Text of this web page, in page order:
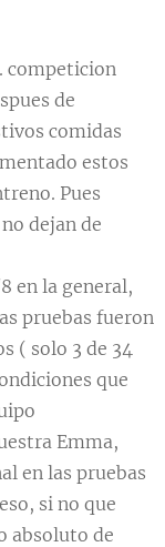
competicion
de
comidas
estos
Pues
dejan de
en la general,
pruebas fueron
( solo 3 de 34
que
Emma,
en las pruebas
si no que
absoluto de